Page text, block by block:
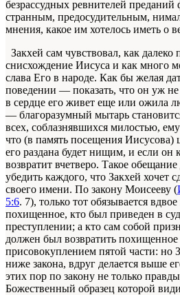
безрассудных ревнителей преданий
странным, предосудительным,
мнения, какое им хотелось иметь о
Закхей сам чувствовал, как далеко
снисхождение Иисуса и как много
слава Его в народе. Как бы желая
поведении — показать, что он уж
в сердце его живет еще или ожила
— благоразумный мытарь
всех, соблазнявшихся милостью,
что (в память посещения Иисусова)
его раздана будет нищим, и если он
возвратит вчетверо. Такое
убедить каждого, что Закхей хочет
своего имени. По закону Моисееву (
5:6. 7), только тот обязывается
похищенное, кто был приведен в
преступлении; а кто сам собой
должен был возвратить похищенное
присовокуплением пятой части: но
ниже закона, вдруг делается выше
этих пор по закону не только
Божественный образец которой